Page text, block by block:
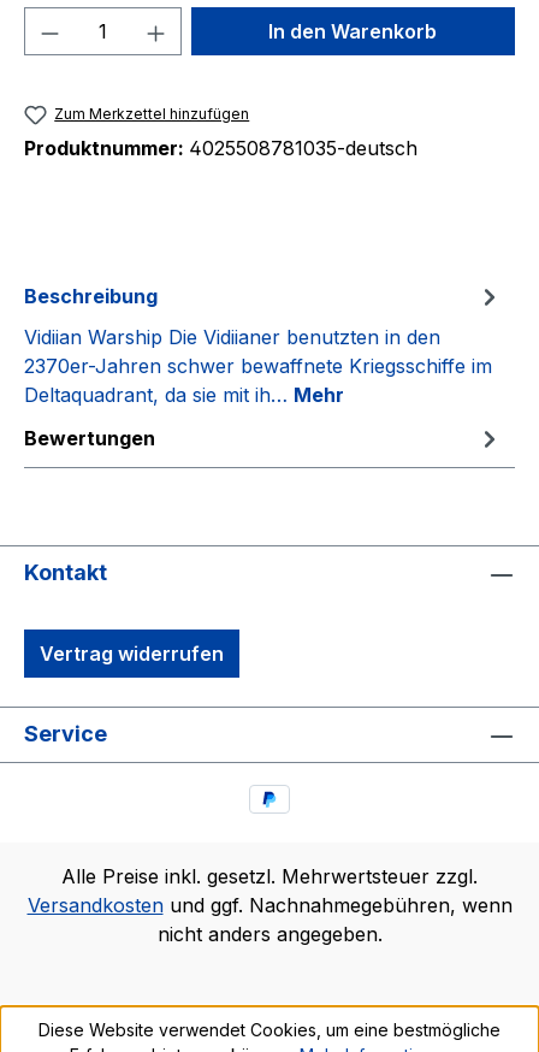
Produkt Anzahl: Gib denIn den Warenkorb
Zum Merkzettel hinzufügen
Produktnummer: 4025508781035-deutsch
Beschreibung
Vidiian Warship Die Vidiianer benutzten in den
2370er-Jahren schwer bewaffnete Kriegsschiffe im
Deltaquadrant, da sie mit ih… Mehr
Bewertungen
Kontakt
Vertrag widerrufen
Service
Alle Preise inkl. gesetzl. Mehrwertsteuer zzgl.
Versandkostenund ggf. Nachnahmegebühren, wenn
nicht anders angegeben.
Diese Website verwendet Cookies, um eine bestmögliche